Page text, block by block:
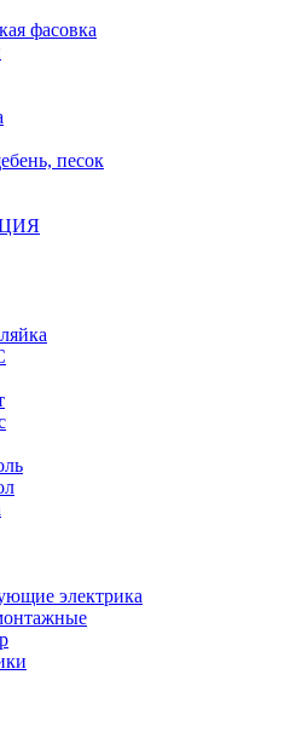
фасовка
песок
электрика